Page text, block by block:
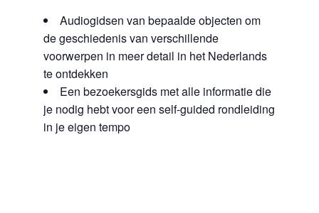
Audiogidsen van bepaalde objecten om
de geschiedenis van verschillende
voorwerpen in meer detail in het Nederlands
te ontdekken
Een bezoekersgids met alle informatie die
je nodig hebt voor een self-guided rondleiding
in je eigen tempo